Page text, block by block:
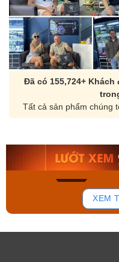
Đã có 155,724+ Khách
Tất cả sản phẩm chúng
Orient Nam RA-
Mua ngay
XEM